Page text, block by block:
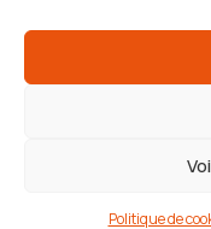
Politique de